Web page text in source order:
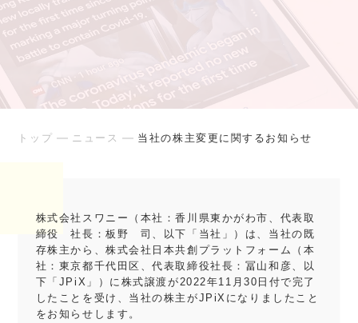
トップ ニュース 当社の株主変更に関するお知らせ
株式会社スワニー（本社：香川県東かがわ市、代表取
締役 社長：板野 司、以下「当社」）は、当社の既
存株主から、株式会社日本共創プラットフォーム（本
社：東京都千代田区、代表取締役社長：冨山和彦、以
下「JPiX」）に株式譲渡が2022年11月30日付で完了
したことを受け、当社の株主がJPiXになりましたこと
をお知らせします。